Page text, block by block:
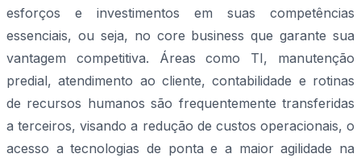
esforços e investimentos em suas competências
essenciais, ou seja, no core business que garante sua
vantagem competitiva. Áreas como TI, manutenção
predial, atendimento ao cliente, contabilidade e rotinas
de recursos humanos são frequentemente transferidas
a terceiros, visando a redução de custos operacionais, o
acesso a tecnologias de ponta e a maior agilidade na